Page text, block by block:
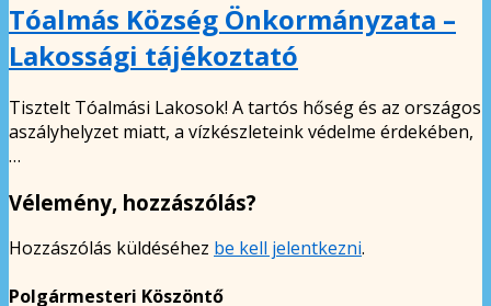
Tóalmás Község Önkormányzata –
Lakossági tájékoztató
Tisztelt Tóalmási Lakosok! A tartós hőség és az országos
aszályhelyzet miatt, a vízkészleteink védelme érdekében,
…
Vélemény, hozzászólás?
Hozzászólás küldéséhez be kell jelentkezni.
Polgármesteri Köszöntő